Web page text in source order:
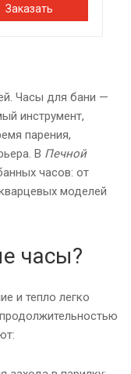
Заказать
Часы для бани —
инструмент,
парения,
В Печной
часов: от
моделей
часы?
и тепло легко